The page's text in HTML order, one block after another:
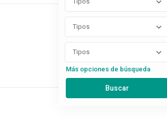
Tipos
Tipos
Más opciones de búsqueda